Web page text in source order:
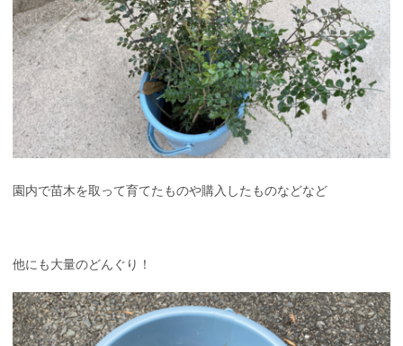
園内で苗木を取って育てたものや購入したものなどなど
他にも大量のどんぐり！